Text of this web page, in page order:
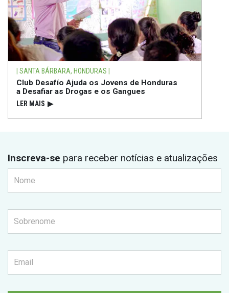
| SANTA BÁRBARA, HONDURAS |
Club Desafío Ajuda os Jovens de Honduras
a Desafiar as Drogas e os Gangues
LER MAIS ▶
Inscreva-se para receber notícias e atualizações